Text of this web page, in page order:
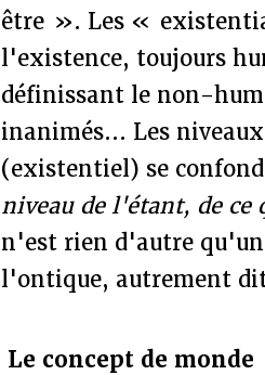
être ». Les «
l'existence, toujours
définissant le non-
inanimés... Les
(existentiel) se
niveau de l'étant, de ce
n'est rien d'autre
l'ontique, autrement
Le concept de monde